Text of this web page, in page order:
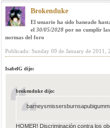
Brokenduke
El usuario ha sido baneado
el 30/05/2028 por no cumplir las
normas del foro
Publicado: Sunday 09 de January de 2011,
IsabelG dijo:
brokenduke dijo:
HOMER! Discriminación contra los